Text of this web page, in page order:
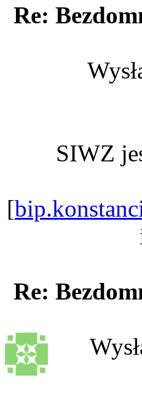
Re:
SIWZ
[
Re: